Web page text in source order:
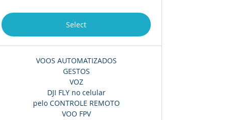
Select
VOOS AUTOMATIZADOS
GESTOS
VOZ
DJI FLY no celular
pelo CONTROLE REMOTO
VOO FPV